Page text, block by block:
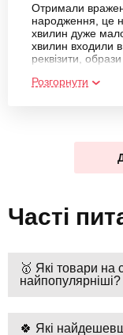
Отримали
народження, це
хвилин дуже
хвилин входили в
реквізити,
запису
Розгорнути
Часті
🥇 Які товари на
найпопулярніші?
🍀 Які